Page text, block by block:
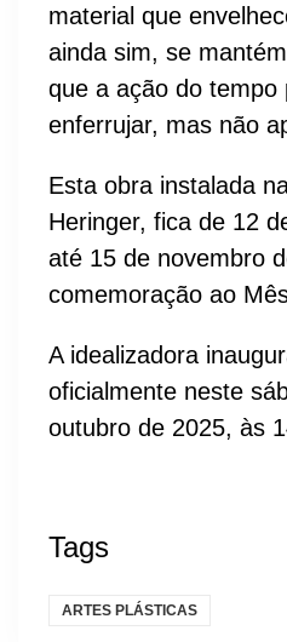
material que
ainda sim, se
que a ação do tempo
enferrujar, mas não
Esta obra instalada
Heringer, fica de 12
até 15 de novembro
comemoração ao
A idealizadora
oficialmente neste
outubro de 2025, às
Tags
ARTES PLÁSTICAS